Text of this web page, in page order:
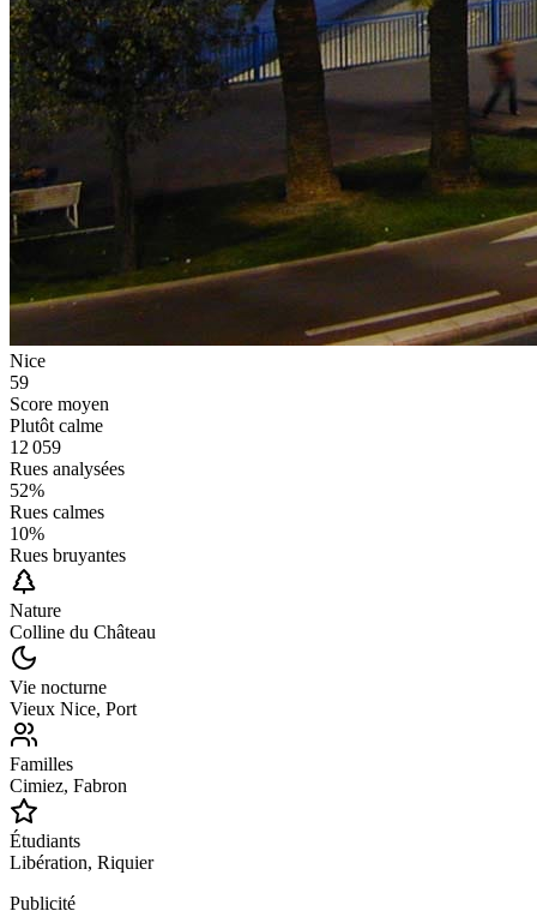
Nice
59
Score moyen
Plutôt calme
12 059
Rues analysées
52%
Rues calmes
10%
Rues bruyantes
Nature
Colline du Château
Vie nocturne
Vieux Nice, Port
Familles
Cimiez, Fabron
Étudiants
Libération, Riquier
Publicité